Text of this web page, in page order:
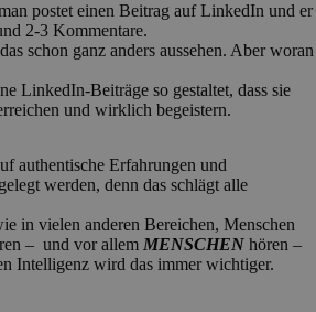
postet einen Beitrag auf LinkedIn und er
2-3 Kommentare.
schon ganz anders aussehen. Aber woran
LinkedIn-Beiträge so gestaltet, dass sie
und wirklich begeistern.
authentische Erfahrungen und
werden, denn das schlägt alle
in vielen anderen Bereichen, Menschen
– und vor allem MENSCHEN hören –
Intelligenz wird das immer wichtiger.